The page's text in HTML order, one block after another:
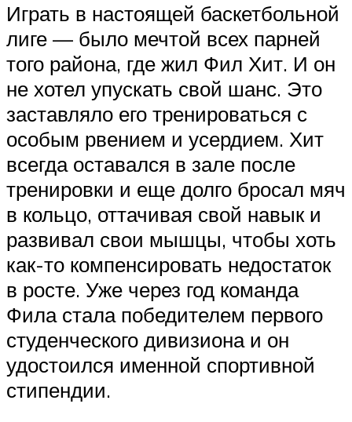
Играть в настоящей баскетбольной
лиге — было мечтой всех парней
того района, где жил Фил Хит. И он
не хотел упускать свой шанс. Это
заставляло его тренироваться с
особым рвением и усердием. Хит
всегда оставался в зале после
тренировки и еще долго бросал мяч
в кольцо, оттачивая свой навык и
развивал свои мышцы, чтобы хоть
как-то компенсировать недостаток
в росте. Уже через год команда
Фила стала победителем первого
студенческого дивизиона и он
удостоился именной спортивной
стипендии.